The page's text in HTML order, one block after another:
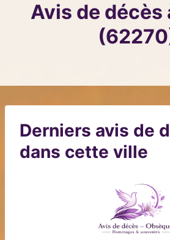
Avis de décès
Derniers avis de
dans cette ville